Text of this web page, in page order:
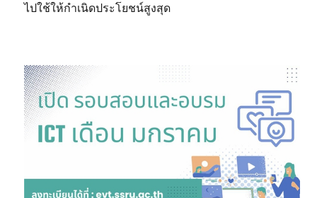
ไปใช้ให้กำเนิดประโยชน์สูงสุด